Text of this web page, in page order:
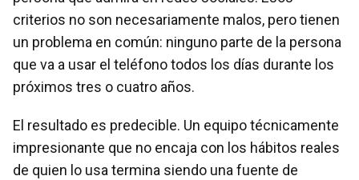
criterios no son necesariamente malos, pero tienen
un problema en común: ninguno parte de la persona
que va a usar el teléfono todos los días durante los
próximos tres o cuatro años.
El resultado es predecible. Un equipo técnicamente
impresionante que no encaja con los hábitos reales
de quien lo usa termina siendo una fuente de